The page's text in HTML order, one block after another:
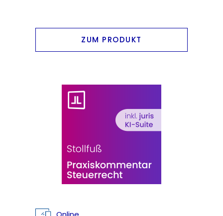
ZUM PRODUKT